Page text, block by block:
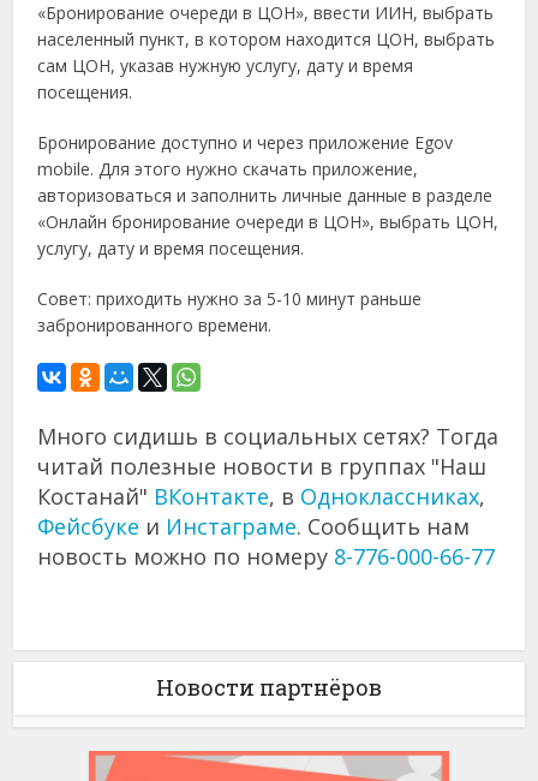
«Бронирование очереди в ЦОН», ввести ИИН, выбрать
населенный пункт, в котором находится ЦОН, выбрать
сам ЦОН, указав нужную услугу, дату и время
посещения.
Бронирование доступно и через приложение Еgov
mobile. Для этого нужно скачать приложение,
авторизоваться и заполнить личные данные в разделе
«Онлайн бронирование очереди в ЦОН», выбрать ЦОН,
услугу, дату и время посещения.
Совет: приходить нужно за 5-10 минут раньше
забронированного времени.
Много сидишь в социальных сетях? Тогда
читай полезные новости в группах "Наш
Костанай" ВКонтакте, в Одноклассниках,
Фейсбуке и Инстаграме. Сообщить нам
новость можно по номеру 8-776-000-66-77
Новости партнёров